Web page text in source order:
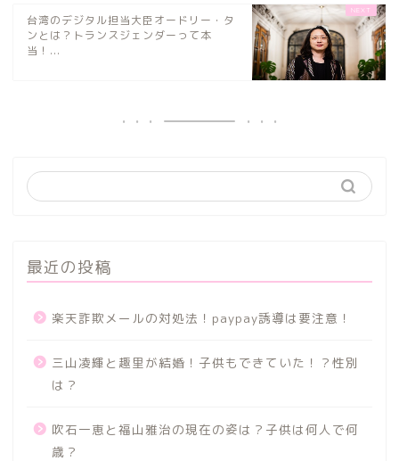
台湾のデジタル担当大臣オードリー・タ
ンとは？トランスジェンダーって本
当！...
最近の投稿
楽天詐欺メールの対処法！paypay誘導は要注意！
三山凌輝と趣里が結婚！子供もできていた！？性別
は？
吹石一恵と福山雅治の現在の姿は？子供は何人で何
歳？